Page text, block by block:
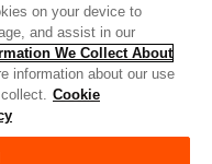
on your device to
and assist in our
We Collect About
information about our use
Cookie